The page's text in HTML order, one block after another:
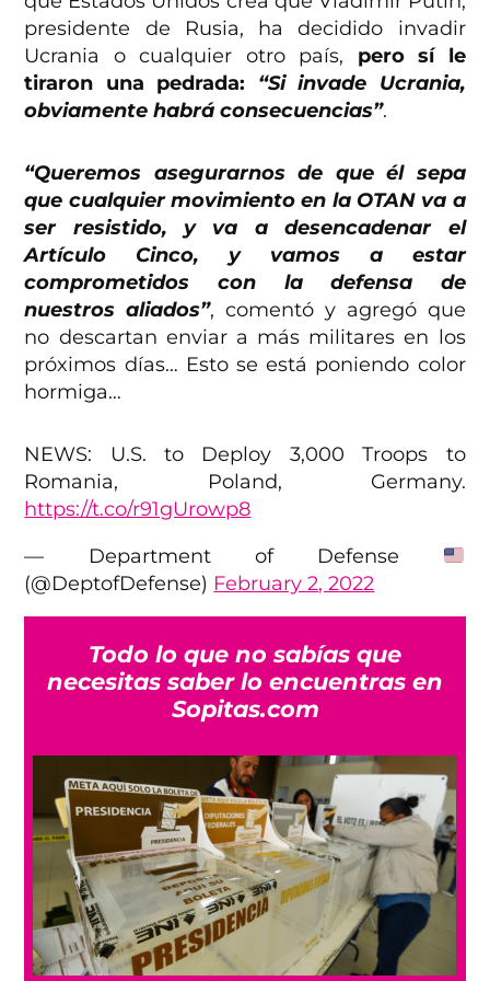
presidente de Rusia, ha decidido invadir
Ucrania o cualquier otro país, pero sí le
tiraron una pedrada: “Si invade Ucrania,
obviamente habrá consecuencias”.
“Queremos asegurarnos de que él sepa
que cualquier movimiento en la OTAN va a
ser resistido, y va a desencadenar el
Artículo Cinco, y vamos a estar
comprometidos con la defensa de
nuestros aliados”, comentó y agregó que
no descartan enviar a más militares en los
próximos días… Esto se está poniendo color
hormiga…
NEWS: U.S. to Deploy 3,000 Troops to
Romania, Poland, Germany.
https://t.co/r91gUrowp8
— Department of Defense
(@DeptofDefense) February 2, 2022
Todo lo que no sabías que
necesitas saber lo encuentras en
Sopitas.com